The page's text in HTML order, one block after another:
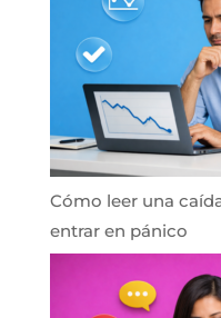
Cómo leer una
entrar en pánico